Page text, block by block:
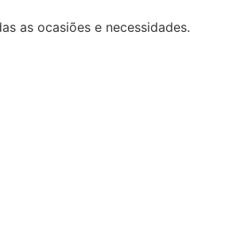
as ocasiões e necessidades.